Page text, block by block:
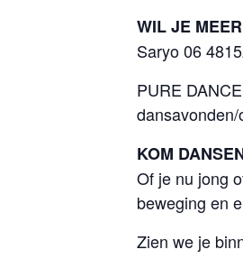
WIL JE
Saryo 06
PURE
KOM
Of je nu jong
beweging en
Zien we je